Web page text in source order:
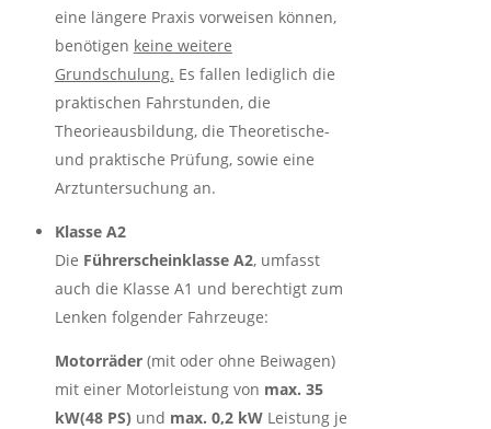
eine längere Praxis vorweisen können,
benötigen keine weitere
Grundschulung. Es fallen lediglich die
praktischen Fahrstunden, die
Theorieausbildung, die Theoretische-
und praktische Prüfung, sowie eine
Arztuntersuchung an.
Klasse A2
Die Führerscheinklasse A2, umfasst
auch die Klasse A1 und berechtigt zum
Lenken folgender Fahrzeuge:
Motorräder(mit oder ohne Beiwagen)
mit einer Motorleistung von max. 35
kW(48 PS) und max. 0,2 kWLeistung je